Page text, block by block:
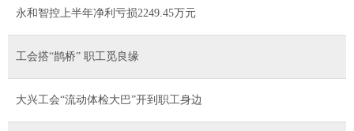
永和智控上半年净利亏损2249.45万元
工会搭“鹊桥” 职工觅良缘
大兴工会“流动体检大巴”开到职工身边